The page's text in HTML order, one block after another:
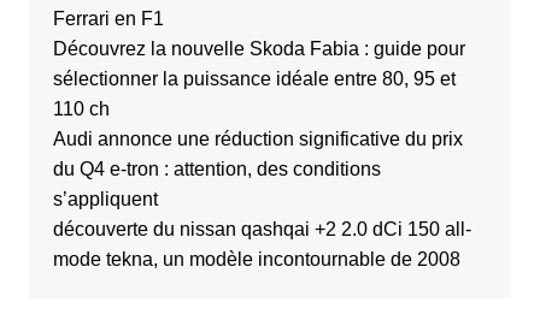
Ferrari en F1
Découvrez la nouvelle Skoda Fabia : guide pour
sélectionner la puissance idéale entre 80, 95 et
110 ch
Audi annonce une réduction significative du prix
du Q4 e-tron : attention, des conditions
s’appliquent
découverte du nissan qashqai +2 2.0 dCi 150 all-
mode tekna, un modèle incontournable de 2008